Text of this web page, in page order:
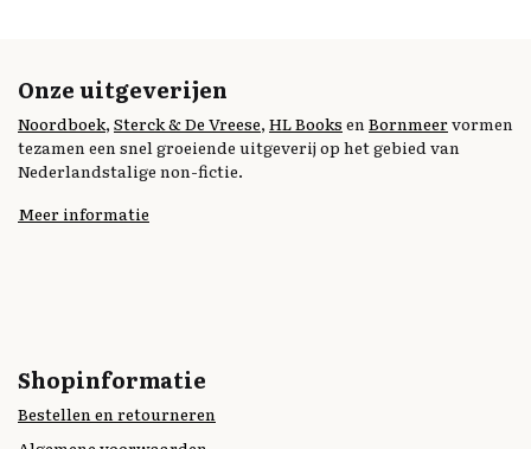
Onze uitgeverijen
Noordboek, Sterck & De Vreese, HL Books enBornmeervormen
tezamen een snel groeiende uitgeverij op het gebied van
Nederlandstalige non-fictie.
Meer informatie
Shopinformatie
Bestellen en retourneren